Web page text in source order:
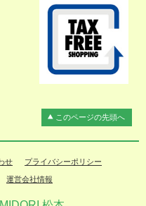
このページの先頭へ
せ プライバシーポリシー
運営会社情報